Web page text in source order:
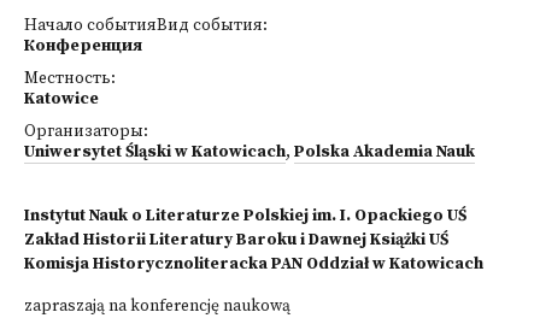
Начало событияВид события:
Конференция
Местность:
Katowice
Организаторы:
Uniwersytet Śląski w Katowicach, Polska Akademia Nauk
Instytut Nauk o Literaturze Polskiej im. I. Opackiego UŚ
Zakład Historii Literatury Baroku i Dawnej Książki UŚ
Komisja Historycznoliteracka PAN Oddział w Katowicach
zapraszają na konferencję naukową